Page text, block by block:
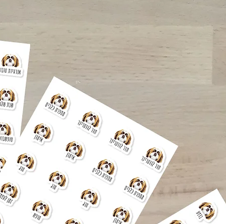
דלתות פלדלת או דלתות מתכת פנימיות).
שצריך לעשות זה להקליד את השם או המילים
הרכישה באתר. אני אדאג לשלב את הטקסט
בעיצוב בדיוק כפי שהקלדתם.
בהחלט. כל חבילה שיוצאת מהסטודיו
שלי נארזת בקפידה ומקושטת במדבקות
צבעוניות עם איורים מקוריים שלי כדי להבטיח
הגעה חגיגית ומשמחת. בנוסף, לכל רכישה (בין
אם במשלוח ובין אם באיסוף עצמי) אני מצרפת
מתנה קטנה ממני - דף מעוצב עם 4 מדבקות
ו/או מגנט ייחודי.
בעת הרכישה תוכלו לבחור בין מגוון אפשרויות
משלוח לבין איסוף עצמי בתיאום מראש
מהסטודיו שלי בכפר יונה.